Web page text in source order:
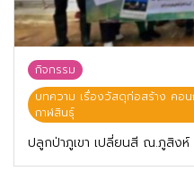
กิจกรรม
บทความ เรื่องวัสดุก่อสร้าง คอ
กาฬสินธุ์
ปลูกป่าภูเขา เปลี่ยนสี ณ.ภูสิงห์